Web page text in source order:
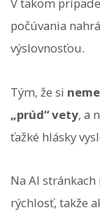
V takom
počúvania
výslovnosťou.
Tým, že si
„prúd“ vety, a
ťažké hlásky
Na AI
rýchlosť, takže